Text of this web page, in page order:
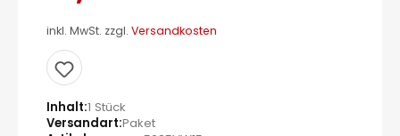
inkl. MwSt. zzgl. Versandkosten
Inhalt 1 Stück
Versandart Paket